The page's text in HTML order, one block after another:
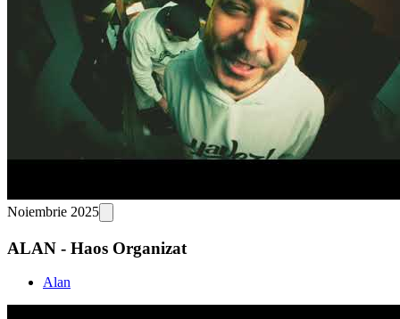
Noiembrie 2025
ALAN - Haos Organizat
Alan